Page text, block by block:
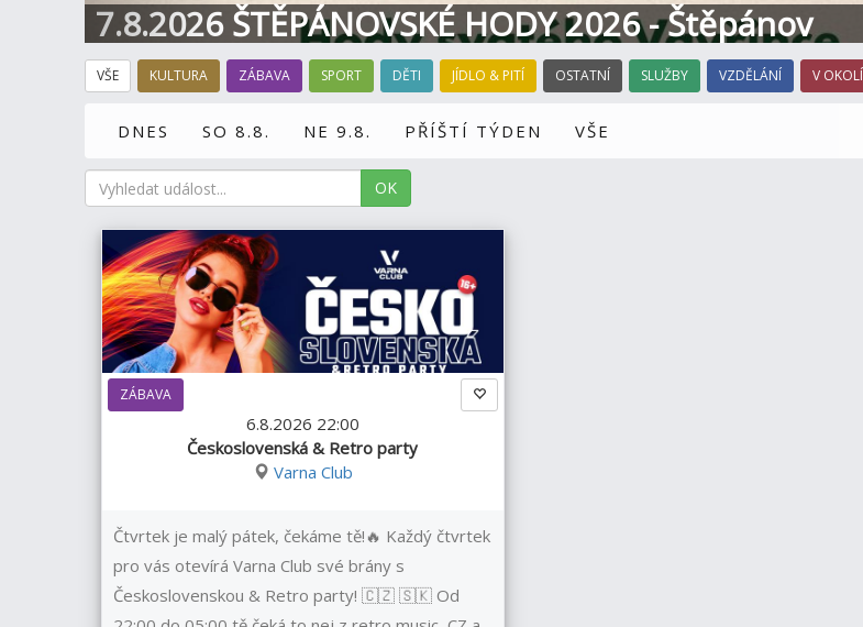
7.8.2026 ŠTĚPÁNOVSKÉ HODY 2026 - Štěpánov
VŠE KULTURA ZÁBAVA SPORT DĚTI JÍDLO & PITÍ OSTATNÍ SLUŽBY VZDĚLÁNÍ V OKOLÍ
DNES SO 8.8. NE 9.8. PŘÍŠTÍ TÝDEN VŠE
OK
ZÁBAVA
6.8.2026 22:00
Československá & Retro party
Varna Club
Čtvrtek je malý pátek, čekáme tě!🔥 Každý čtvrtek
pro vás otevírá Varna Club své brány s
Československou & Retro party! 🇨🇿 🇸🇰 Od